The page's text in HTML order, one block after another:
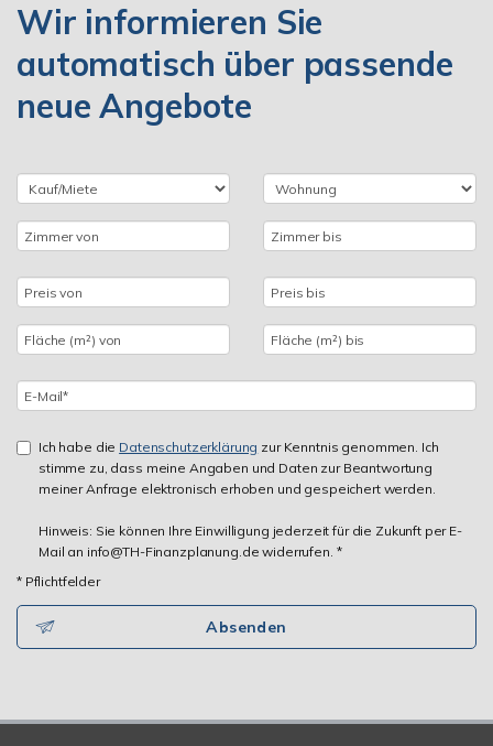
Wir informieren Sie
automatisch über passende
neue Angebote
Ich habe die Datenschutzerklärung zur Kenntnis genommen. Ich
stimme zu, dass meine Angaben und Daten zur Beantwortung
meiner Anfrage elektronisch erhoben und gespeichert werden.
Hinweis: Sie können Ihre Einwilligung jederzeit für die Zukunft per E-
Mail an info@TH-Finanzplanung.de widerrufen. *
* Pflichtfelder
Absenden